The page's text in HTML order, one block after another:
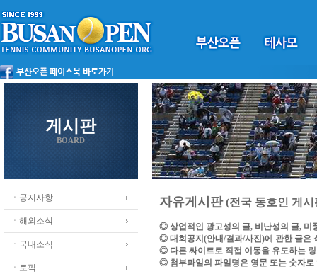
게시판
BOARD
ㆍ공지사항
ㆍ해외소식
ㆍ국내소식
ㆍ토픽
자유게시판(전국 동호인 게시
◎ 상업적인 광고성의 글, 비난성의 글, 미
◎ 대회공지(안내/결과/사진)에 관한 글은
◎ 다른 싸이트로 직접 이동을 유도하는
◎ 첨부파일의 파일명은 영문 또는 숫자로